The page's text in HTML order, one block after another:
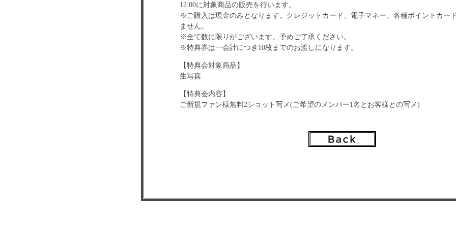
12:00に対象商品の販売を行います。
※ご購入は現金のみとなります。クレジットカード、電子マネー、各種ポイントカー
ません。
※全て数に限りがございます。予めご了承ください。
※特典券は一会計につき10枚までのお渡しになります。
【特典会対象商品】
生写真
【特典会内容】
ご新規ファン様無料2ショット写メ(ご希望のメンバー1名とお客様との写メ)
特典券3枚…グループショットチェキor写メ（撮影後1分トーク付き）
※ランダム写メは感染症対策のためスタッフが抽選させて頂きます。